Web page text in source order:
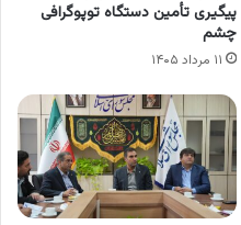
پیگیری تأمین دستگاه توپوگرافی
چشم
۱۱ مرداد ۱۴۰۵